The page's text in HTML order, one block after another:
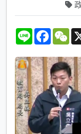
L
e
F
e
b
o
o
k
W
h
a
t